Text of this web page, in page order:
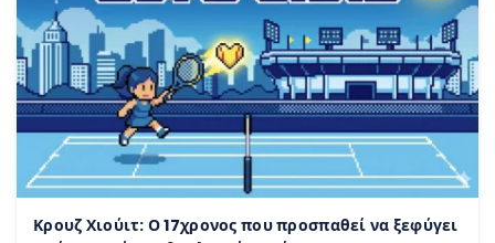
Κρουζ Χιούιτ: Ο 17χρονος που προσπαθεί να ξεφύγει